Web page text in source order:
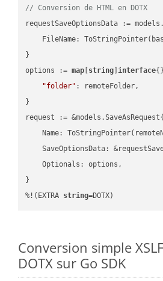
// Conversion de HTML en DOTX
requestSaveOptionsData :=
FileName:
}
options := map string ]interface
"folder" : remoteFolder,
}
request := &models.SaveAsRequest{
Name:
SaveOptionsData:
    Optionals: options,
}
%!(EXTRA string=DOTX)
Conversion simple
DOTX sur Go SDK